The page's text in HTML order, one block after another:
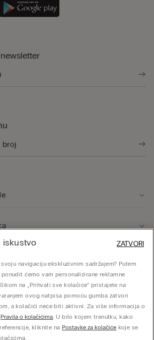
Baldo, 20 - 37062 - Dossobuono di Villafranca (VR) -
iskustvo
navigaciju ekskluzivnim sadržajem? Putem
ćemo vam personalizirane reklamne
na „Prihvati sve kolačiće” pristajete na
ovog natpisa pomoću gumba zatvori
a kolačići neće biti aktivni. Za više informacija o
Pravila o kolačićima. U bilo kojem trenutku, kako
kliknite naPostavke za kolačiće koje se
ZATVORI